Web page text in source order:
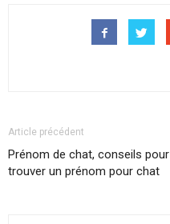
Article précédent
Prénom de chat, conseils pour
trouver un prénom pour chat